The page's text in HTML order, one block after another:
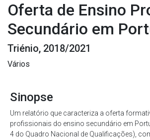
Oferta de Ensino
Secundário em
Triénio, 2018/2021
Vários
Sinopse
Um relatório que caracteriza a oferta
profissionais do ensino secundário em
4 do Quadro Nacional de Qualificações),